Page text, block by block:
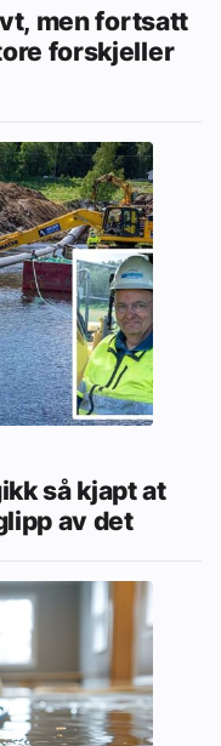
men fortsatt
forskjeller
så kjapt at
av det